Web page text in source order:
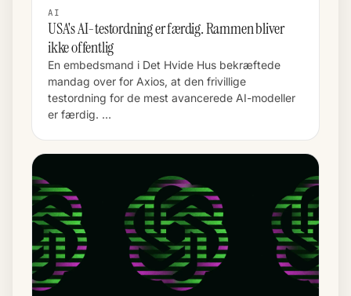
AI
USA's AI-testordning er færdig. Rammen bliver
ikke offentlig
En embedsmand i Det Hvide Hus bekræftede
mandag over for Axios, at den frivillige
testordning for de mest avancerede AI-modeller
er færdig. …